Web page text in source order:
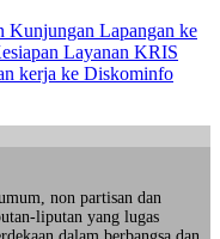
Lapangan ke
Layanan KRIS
kerja ke Diskominfo
non partisan dan
liputan yang lugas